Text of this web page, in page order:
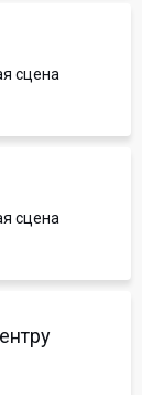
сцена
сцена